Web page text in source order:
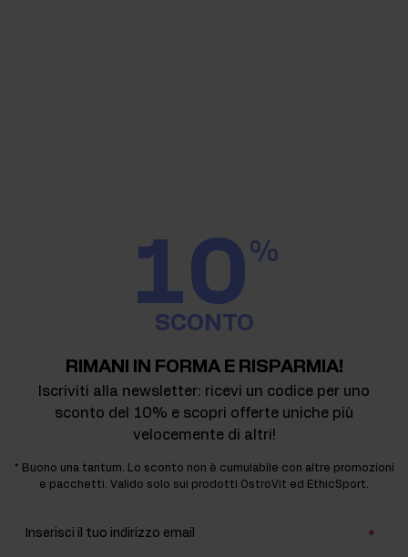
10%
SCONTO
RIMANI IN FORMA E RISPARMIA!
Iscriviti alla newsletter: ricevi un codice per uno
sconto del 10% e scopri offerte uniche più
velocemente di altri!
* Buono una tantum. Lo sconto non è cumulabile con altre promozioni
e pacchetti. Valido solo sui prodotti OstroVit ed EthicSport.
Inserisci il tuo indirizzo email